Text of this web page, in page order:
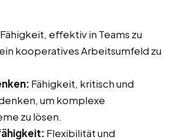
Fähigkeit, effektiv in Teams zu
kooperatives Arbeitsumfeld zu
Fähigkeit, kritisch und
um komplexe
zu lösen.
Flexibilität und